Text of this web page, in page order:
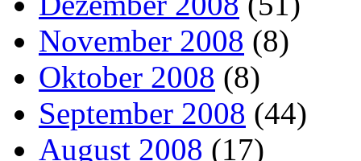
November 2008 (8)
Oktober 2008 (8)
September 2008 (44)
August 2008 (17)